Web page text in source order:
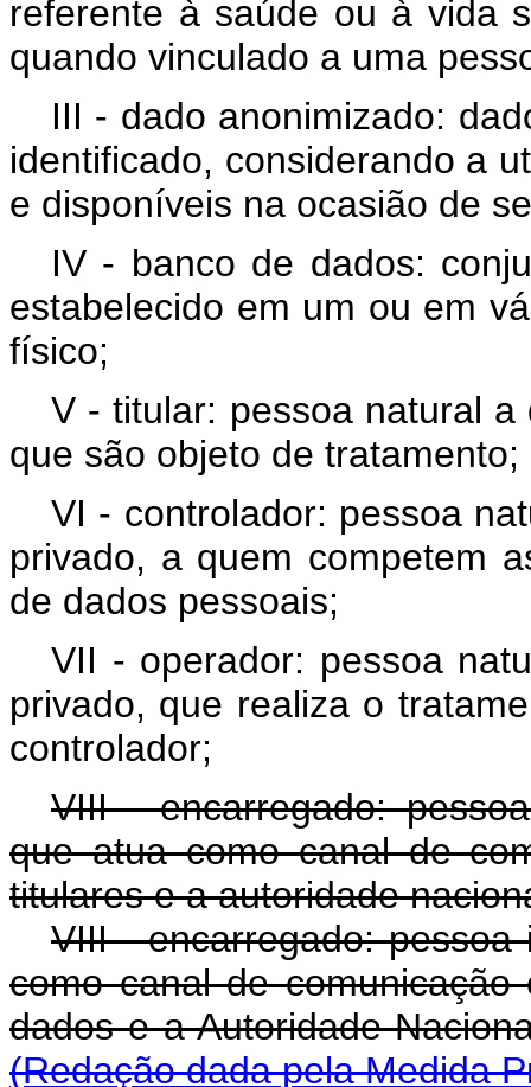
referente à saúde ou à vida
quando vinculado a uma
III - dado anonimizado:
identificado, considerando a
e disponíveis na ocasião de
IV - banco de dados:
estabelecido em um ou em
físico;
V - titular: pessoa natural
que são objeto de tratamento;
VI - controlador: pessoa
privado, a quem competem
de dados pessoais;
VII - operador: pessoa
privado, que realiza o
controlador;
VIII - encarregado:
que atua como canal de
titulares e a autoridade
VIII - encarregado:
como canal de
dados e a Autoridade
(Redação dada pela Medida